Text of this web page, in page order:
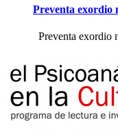
Preventa exordio
Preventa exordio